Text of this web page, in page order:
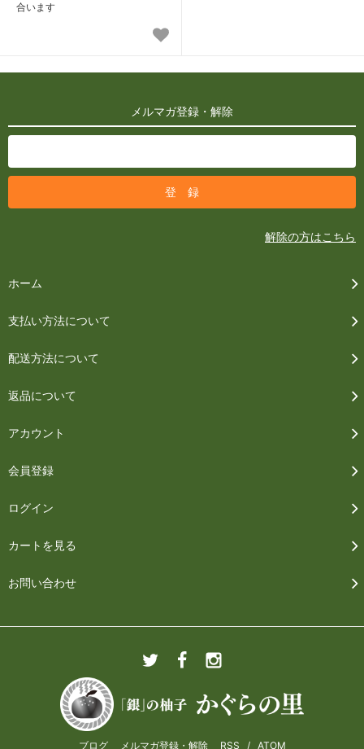
合います
メルマガ登録・解除
解除の方はこちら
ホーム
支払い方法について
配送方法について
返品について
アカウント
会員登録
ログイン
カートを見る
お問い合わせ
ブログ メルマガ登録・解除 RSS / ATOM